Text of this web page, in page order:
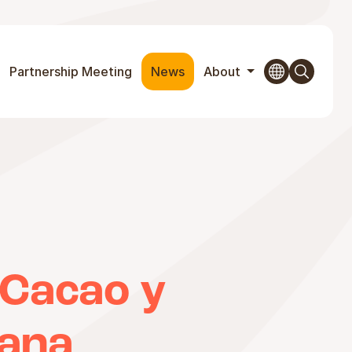
Partnership Meeting News About
y